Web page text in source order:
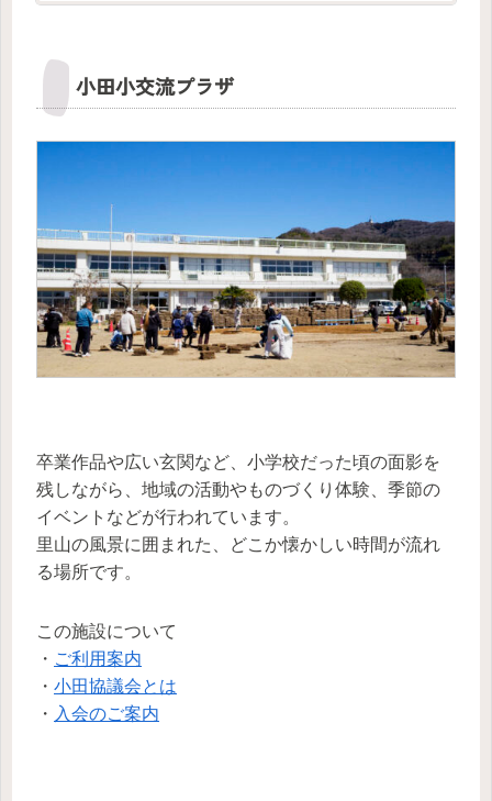
小田小交流プラザ
卒業作品や広い玄関など、小学校だった頃の面影を
残しながら、地域の活動やものづくり体験、季節の
イベントなどが行われています。
里山の風景に囲まれた、どこか懐かしい時間が流れ
る場所です。
この施設について
・ ご利用案内
・ 小田協議会とは
・ 入会のご案内